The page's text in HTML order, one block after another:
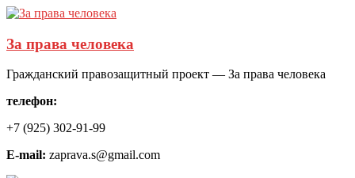
За права человека
Гражданский правозащитный проект — За права человека
телефон:
+7 (925) 302-91-99
E-mail: zaprava.s@gmail.com